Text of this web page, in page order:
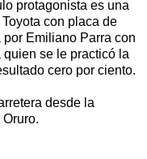
protagonista es una
con placa de
Emiliano Parra con
se le practicó la
cero por ciento.
desde la